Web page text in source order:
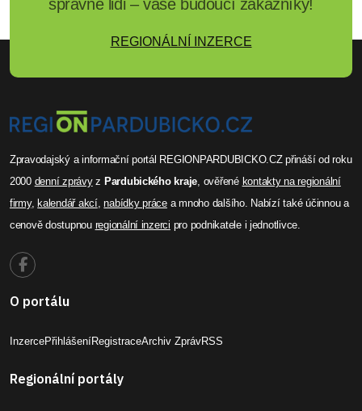
správné lidi – vaše budoucí zákazníky!
REGIONÁLNÍ INZERCE
Zpravodajský a informační portál REGIONPARDUBICKO.CZ přináší od roku
2000 denní zprávyz Pardubického kraje , ověřené kontakty na regionální
firmy,kalendář akcí,nabídky prácea mnoho dalšího. Nabízí také účinnou a
cenově dostupnou regionální inzerci pro podnikatele i jednotlivce.
O portálu
InzercePřihlášeníRegistraceArchiv ZprávRSS
Regionální portály